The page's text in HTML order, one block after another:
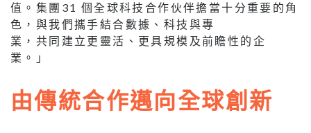
值。集團31 個全球科技合作伙伴擔當十分重要的角
色，與我們攜手結合數據、科技與專
業，共同建立更靈活、更具規模及前瞻性的企
業。」
由傳統合作邁向全球創新